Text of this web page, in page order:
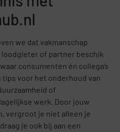
we dat vakmanschap
of partner beschik
consumenten én collega’s
tips voor het onderhoud van
of
werk. Door jouw
vergroot je niet alleen je
je ook bij aan een